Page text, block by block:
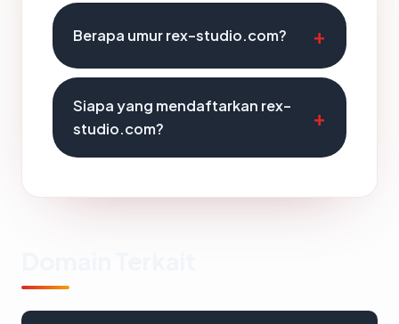
Berapa umur rex-studio.com?
Siapa yang mendaftarkan rex-
studio.com?